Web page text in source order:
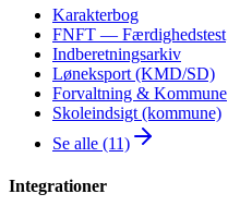
Karakterbog
FNFT — Færdighedstest
Indberetningsarkiv
Løneksport (KMD/SD)
Forvaltning & Kommune
Skoleindsigt (kommune)
Se alle (11)
Integrationer